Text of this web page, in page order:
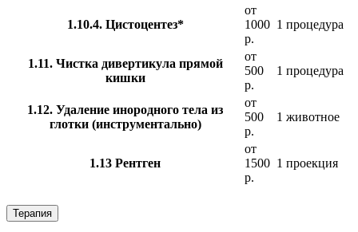
1.10.4. Цистоцентез*
от
1000
р.
1 процедура
1.11. Чистка дивертикула прямой
кишки
от
500
р.
1 процедура
1.12. Удаление инородного тела из
глотки (инструментально)
от
500
р.
1 животное
1.13 Рентген
от
1500
р.
1 проекция
Терапия